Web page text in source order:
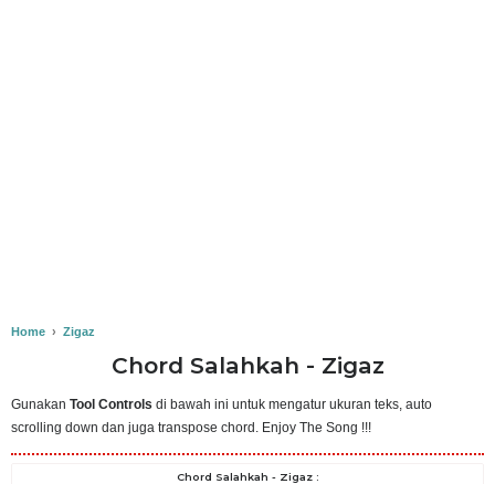
Home › Zigaz
Chord Salahkah - Zigaz
Gunakan Tool Controls di bawah ini untuk mengatur ukuran teks, auto
scrolling down dan juga transpose chord. Enjoy The Song !!!
Chord Salahkah - Zigaz :